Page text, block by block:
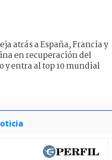
atrás a España, Francia y
en recuperación del
y entra al top 10 mundial